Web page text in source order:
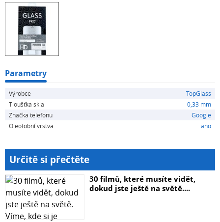
Parametry
Výrobce
TopGlass
Tloušťka skla
0,33 mm
Značka telefonu
Google
Oleofobní vrstva
ano
Určitě si přečtěte
30 filmů, které musíte vidět,
dokud jste ještě na světě....